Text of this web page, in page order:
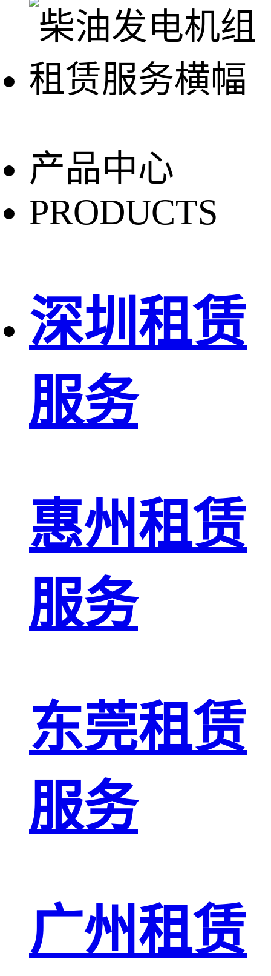
产品中心
PRODUCTS
深圳租赁
服务
惠州租赁
服务
东莞租赁
服务
广州租赁